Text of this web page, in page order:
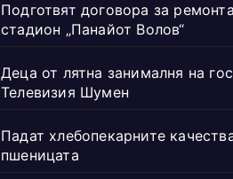
Подготвят договора за
стадион „Панайот Волов“
Деца от лятна занималня на
Телевизия Шумен
Падат хлебопекарните
пшеницата